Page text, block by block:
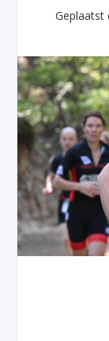
Geplaatst